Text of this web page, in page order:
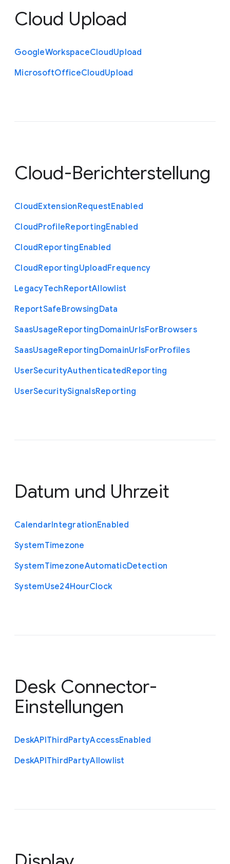
Cloud Upload
GoogleWorkspaceCloudUpload
MicrosoftOfficeCloudUpload
Cloud-Berichterstellung
CloudExtensionRequestEnabled
CloudProfileReportingEnabled
CloudReportingEnabled
CloudReportingUploadFrequency
LegacyTechReportAllowlist
ReportSafeBrowsingData
SaasUsageReportingDomainUrlsForBrowsers
SaasUsageReportingDomainUrlsForProfiles
UserSecurityAuthenticatedReporting
UserSecuritySignalsReporting
Datum und Uhrzeit
CalendarIntegrationEnabled
SystemTimezone
SystemTimezoneAutomaticDetection
SystemUse24HourClock
Desk Connector-
Einstellungen
DeskAPIThirdPartyAccessEnabled
DeskAPIThirdPartyAllowlist